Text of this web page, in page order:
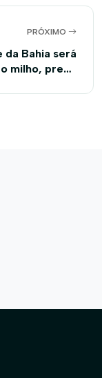
PRÓXIMO
Bahia será
milho, prevê